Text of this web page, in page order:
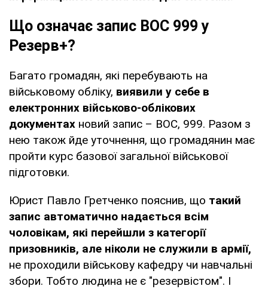
Що означає запис ВОС 999 у
Резерв+?
Багато громадян, які перебувають на
військовому обліку, виявили у себе в
електронних військово-облікових
документах новий запис – ВОС, 999. Разом з
нею також йде уточнення, що громадянин має
пройти курс базової загальної військової
підготовки.
Юрист Павло Гретченко пояснив, що такий
запис автоматично надається всім
чоловікам, які перейшли з категорії
призовників, але ніколи не служили в армії,
не проходили військову кафедру чи навчальні
збори. Тобто людина не є "резервістом". І